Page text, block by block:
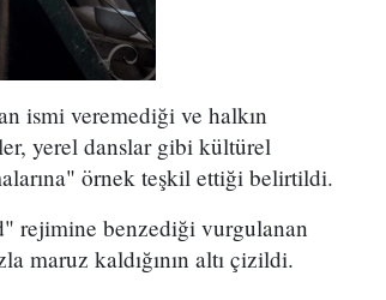
ismi veremediği ve halkın
yerel danslar gibi kültürel
örnek teşkil ettiği belirtildi.
rejimine benzediği vurgulanan
maruz kaldığının altı çizildi.